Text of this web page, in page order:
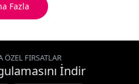
Fazla
ÖZEL FIRSATLAR
İndir